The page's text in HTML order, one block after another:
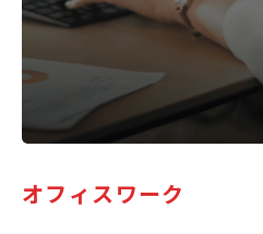
オフィスワーク